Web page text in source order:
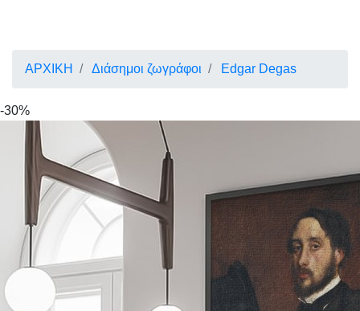
ΑΡΧΙΚΗ Διάσημοι ζωγράφοι Edgar Degas
-30%